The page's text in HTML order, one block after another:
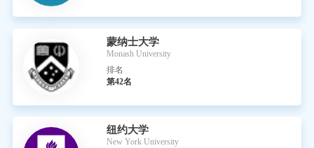
蒙纳士大学
Monash University
排名
第42名
纽约大学
New York University